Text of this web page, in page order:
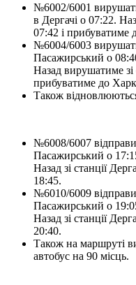
№6002/6001
в Дергачі о 07:22.
07:42 і прибуватиме
№6004/6003
Пасажирський о
Назад вирушатиме зі
прибуватиме до
Також
№6008/6007
Пасажирський о
Назад зі станції
18:45.
№6010/6009
Пасажирський о
Назад зі станції
20:40.
Також на маршруті
автобус на 90 місць.